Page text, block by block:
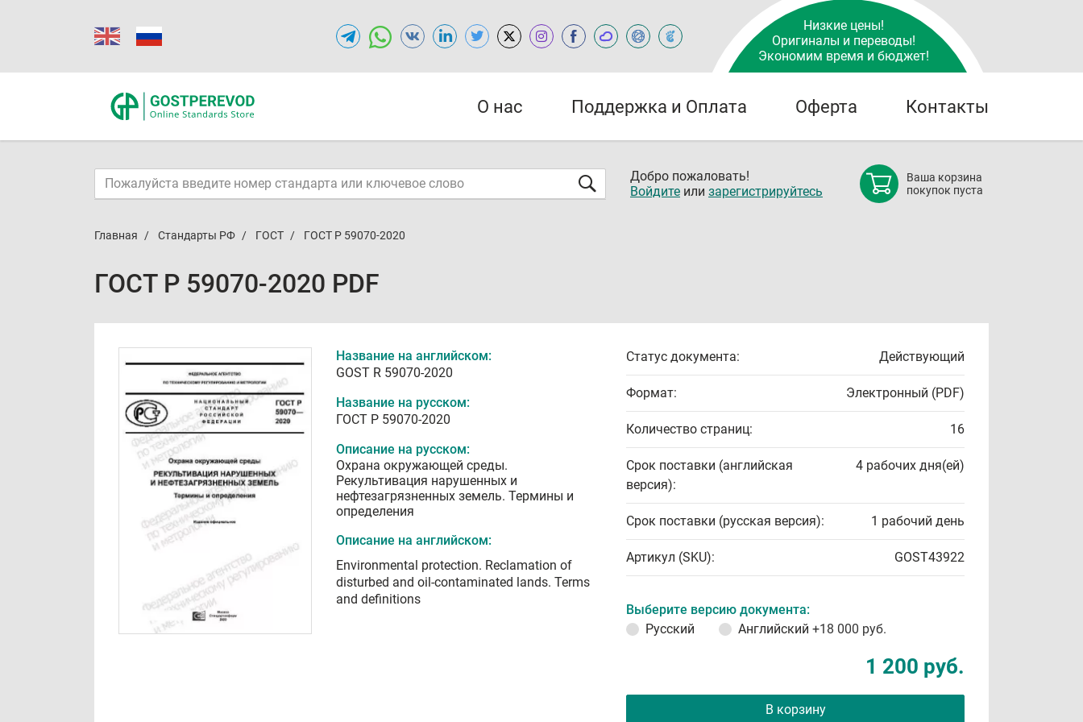
Низкие цены!
Оригиналы и переводы!
Экономим время и бюджет!
О нас Поддержка и Оплата Оферта Контакты
Добро пожаловать!
Войдите или зарегистрируйтесь
Ваша корзина
покупок пуста
Главная Стандарты РФ ГОСТ ГОСТ Р 59070-2020
ГОСТ Р 59070-2020 PDF
Название на английском:
GOST R 59070-2020
Название на русском:
ГОСТ Р 59070-2020
Описание на русском:
Охрана окружающей среды.
Рекультивация нарушенных и
нефтезагрязненных земель. Термины и
определения
Описание на английском:
Environmental protection. Reclamation of
disturbed and oil-contaminated lands. Terms
and definitions
Статус документа: Действующий
Формат: Электронный (PDF)
Количество страниц: 16
Срок поставки (английская
версия):
4 рабочих дня(ей)
Срок поставки (русская версия): 1 рабочий день
Артикул (SKU): GOST43922
Выберите версию документа:
Русский
Английский +18 000 руб.
1 200 руб.
В корзину